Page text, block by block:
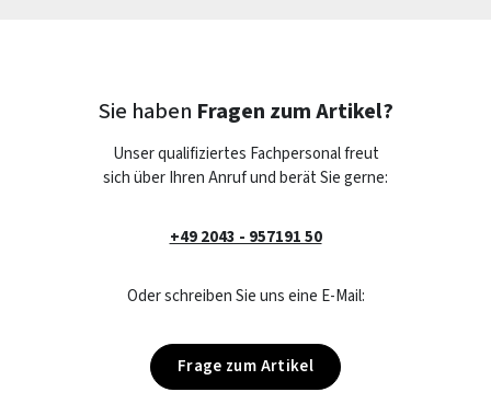
Sie haben Fragen zum Artikel?
Unser qualifiziertes Fachpersonal freut
sich über Ihren Anruf und berät Sie gerne:
+49 2043 - 957191 50
Oder schreiben Sie uns eine E-Mail:
Frage zum Artikel